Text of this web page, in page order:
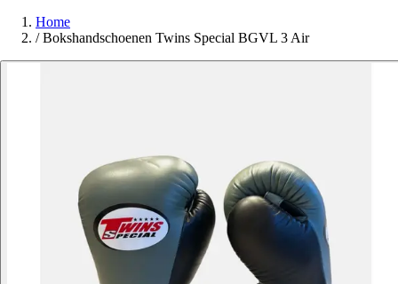
Home
/ Bokshandschoenen Twins Special BGVL 3 Air